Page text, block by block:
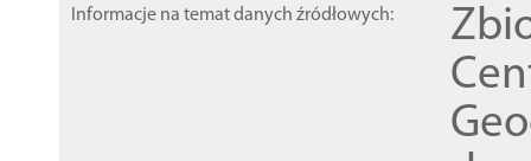
Informacje na temat danych źródłowych: